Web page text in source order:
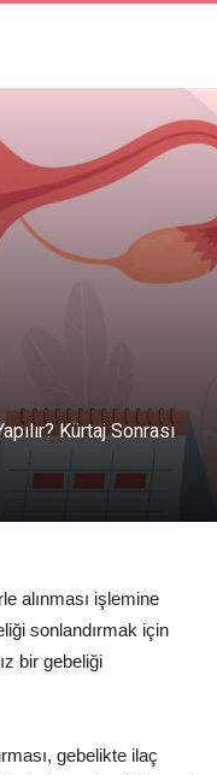
Kürtaj Sonrası
alınması işlemine
sonlandırmak için
bir gebeliği
gebelikte ilaç